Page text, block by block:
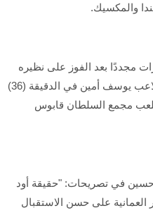
مجددًا بعد الفوز على نظيره
العماني بهدف نظيف حمل إمضاء اللاعب يوسف أمين في الدقيقة (36)
مجمع السلطان قابوس
حسين في تصريحات: "حقيقة أود
العمانية على حسن الاستقبال